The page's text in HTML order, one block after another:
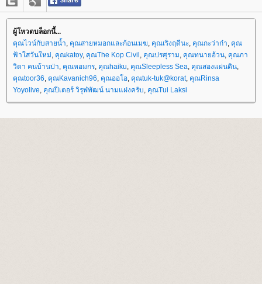
ผู้โหวตบล็อกนี้...
คุณไวน์กับสายน้ำ, คุณสายหมอกและก้อนเมฆ, คุณเริงฤดีนะ, คุณกะว่าก๋า, คุณ
ฟ้าใสวันใหม่, คุณkatoy, คุณThe Kop Civil , คุณปรศุราม, คุณทนายอ้วน, คุณภา
วิดา คนบ้านป่า, คุณหอมกร, คุณhaiku, คุณSleepless Sea, คุณสองแผ่นดิน,
คุณtoor36, คุณKavanich96, คุณออโอ, คุณtuk-tuk@korat, คุณRinsa
Yoyolive, คุณปีเตอร์ วิรุฬพัฒน์ นามแฝงครับ, คุณTui Laksi